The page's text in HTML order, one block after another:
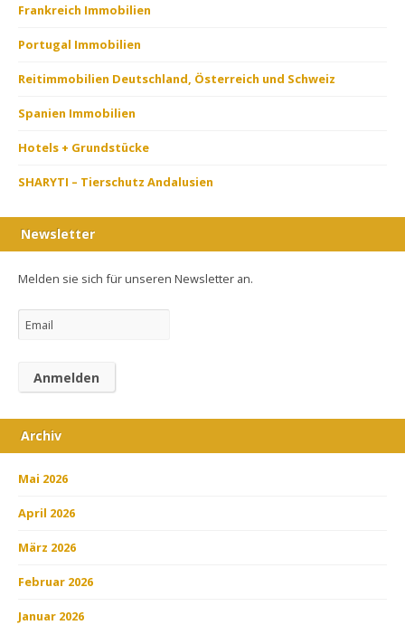
Frankreich Immobilien
Portugal Immobilien
Reitimmobilien Deutschland, Österreich und Schweiz
Spanien Immobilien
Hotels + Grundstücke
SHARYTI – Tierschutz Andalusien
Newsletter
Melden sie sich für unseren Newsletter an.
Archiv
Mai 2026
April 2026
März 2026
Februar 2026
Januar 2026